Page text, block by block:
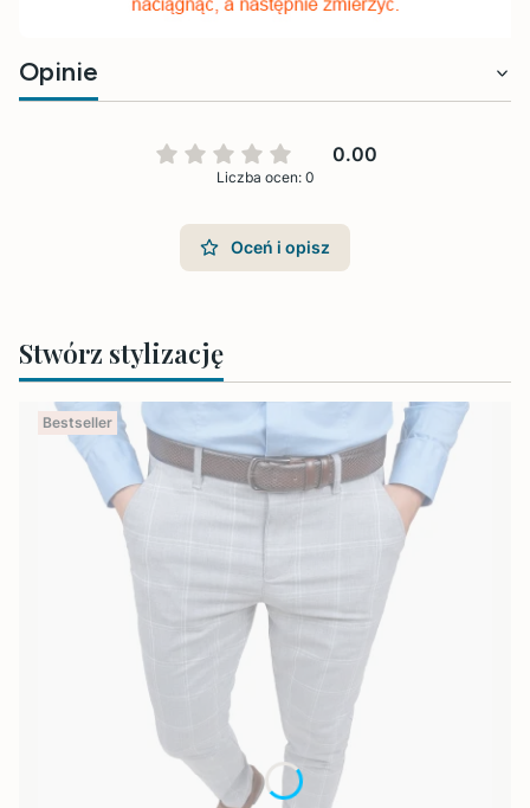
Opinie
0.00
Liczba ocen: 0
Oceń i opisz
Stwórz stylizację
Bestseller